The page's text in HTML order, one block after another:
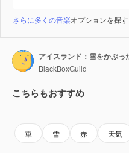
さらに多くの音楽オプションを探す
BlackBoxGuild
こちらもおすすめ
車 雪 赤 天気